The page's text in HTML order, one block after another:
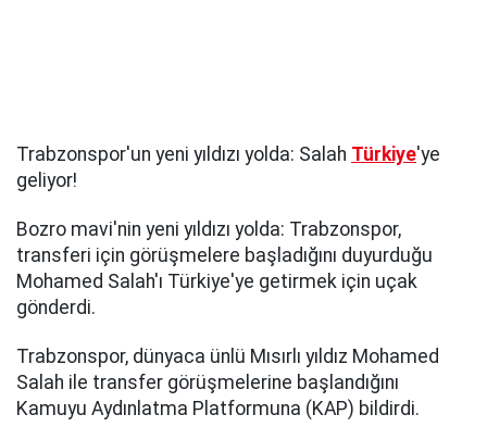
Trabzonspor'un yeni yıldızı yolda: Salah Türkiye'ye
geliyor!
Bozro mavi'nin yeni yıldızı yolda: Trabzonspor,
transferi için görüşmelere başladığını duyurduğu
Mohamed Salah'ı Türkiye'ye getirmek için uçak
gönderdi.
Trabzonspor, dünyaca ünlü Mısırlı yıldız Mohamed
Salah ile transfer görüşmelerine başlandığını
Kamuyu Aydınlatma Platformuna (KAP) bildirdi.